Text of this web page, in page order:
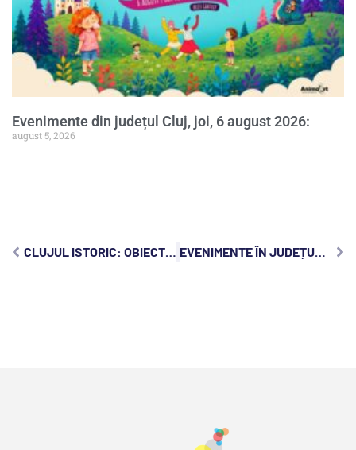
Evenimente din județul Cluj, joi, 6 august 2026:
august 5, 2026
CLUJUL ISTORIC: OBIECTIVE TURISTICE CARE OGLINDESC POVESTEA ORAȘULUI EVENIMENTE ÎN JUDEȚUL CLUJ, MIERCURI, 19 OCTOMBRIE 2022: